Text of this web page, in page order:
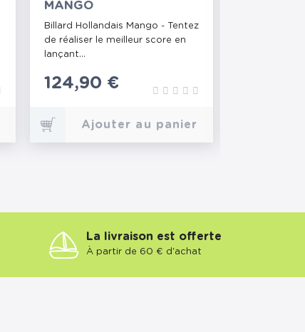
MANGO
Billard Hollandais Mango - Tentez
de réaliser le meilleur score en
lançant...
Prix
124,90 €
Ajouter au panier
La livraison est offerte
À partir de 60 € d'achat